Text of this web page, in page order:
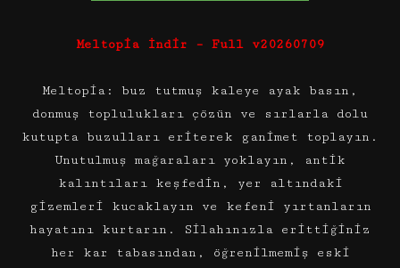
Meltopia İndir – Full v20260709
Meltopia: buz tutmuş kaleye ayak basın,
donmuş toplulukları çözün ve sırlarla dolu
kutupta buzulları eriterek ganimet toplayın.
Unutulmuş mağaraları yoklayın, antik
kalıntıları keşfedin, yer altındaki
gizemleri kucaklayın ve kefeni yırtanların
hayatını kurtarın. Silahınızla erittiğiniz
her kar tabasından, öğrenilmemiş eski